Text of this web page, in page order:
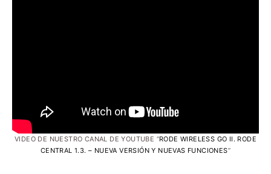
VIDEO DE NUESTRO CANAL DE YOUTUBE “RODE WIRELESS GO II. RODE
CENTRAL 1.3. – NUEVA VERSIÓN Y NUEVAS FUNCIONES”